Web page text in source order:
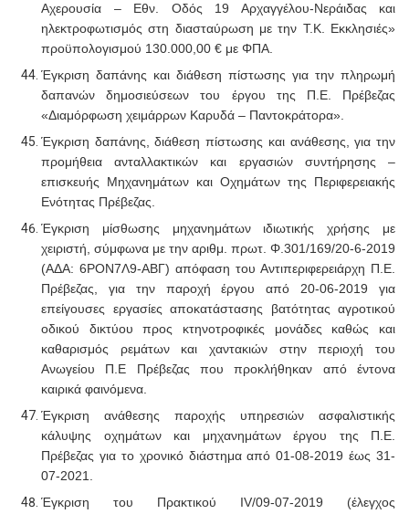
Αχερουσία – Εθν. Οδός 19 Αρχαγγέλου-Νεράιδας και
ηλεκτροφωτισμός στη διασταύρωση με την Τ.Κ. Εκκλησιές»
προϋπολογισμού 130.000,00 € με ΦΠΑ.
Έγκριση δαπάνης και διάθεση πίστωσης για την πληρωμή
δαπανών δημοσιεύσεωντου έργου της Π.Ε. Πρέβεζας
«Διαμόρφωση χειμάρρων Καρυδά – Παντοκράτορα».
Έγκριση δαπάνης, διάθεση πίστωσης και ανάθεσης, για την
προμήθεια ανταλλακτικών και εργασιών συντήρησης –
επισκευής Μηχανημάτων και Οχημάτων της Περιφερειακής
Ενότητας Πρέβεζας.
Έγκριση μίσθωσης μηχανημάτων ιδιωτικής χρήσης με
χειριστή, σύμφωνα με την αριθμ. πρωτ. Φ.301/169/20-6-2019
(ΑΔΑ: 6ΡΟΝ7Λ9-ΑΒΓ) απόφαση του Αντιπεριφερειάρχη Π.Ε.
Πρέβεζας, για την παροχή έργου από 20-06-2019 για
επείγουσες εργασίες αποκατάστασης βατότητας αγροτικού
οδικού δικτύου προς κτηνοτροφικές μονάδες καθώς και
καθαρισμός ρεμάτων και χαντακιών στην περιοχή του
Ανωγείου Π.Ε Πρέβεζας που προκλήθηκαν από έντονα
καιρικά φαινόμενα.
Έγκριση ανάθεσης παροχής υπηρεσιών ασφαλιστικής
κάλυψης οχημάτων και μηχανημάτων έργου της Π.Ε.
Πρέβεζας για το χρονικό διάστημα από 01-08-2019 έως 31-
07-2021.
Έγκριση του Πρακτικού ΙV/09-07-2019 (έλεγχος